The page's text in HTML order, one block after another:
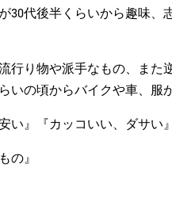
30代後半くらいから趣味、
行り物や派手なもの、また
いの頃からバイクや車、服
い』『カッコいい、ダサい
の』